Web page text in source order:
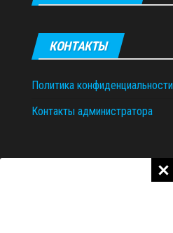
КОНТАКТЫ
Политика конфиденциальности
Контакты администратора